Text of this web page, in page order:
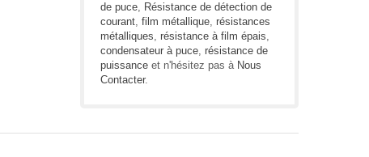
de puce, Résistance de détection de
courant, film métallique, résistances
métalliques, résistance à film épais,
condensateur à puce, résistance de
puissance et n'hésitez pas à Nous
Contacter.